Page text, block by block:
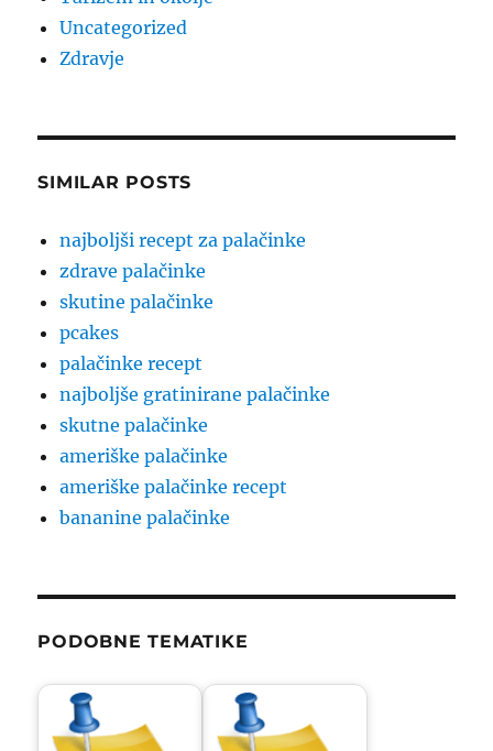
Uncategorized
Zdravje
SIMILAR POSTS
najboljši recept za palačinke
zdrave palačinke
skutine palačinke
pcakes
palačinke recept
najboljše gratinirane palačinke
skutne palačinke
ameriške palačinke
ameriške palačinke recept
bananine palačinke
PODOBNE TEMATIKE